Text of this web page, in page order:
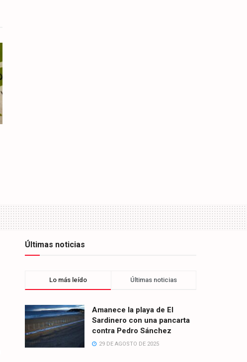
Últimas noticias
Lo más leído Últimas noticias
Amanece la playa de El
Sardinero con una pancarta
contra Pedro Sánchez
29 DE AGOSTO DE 2025